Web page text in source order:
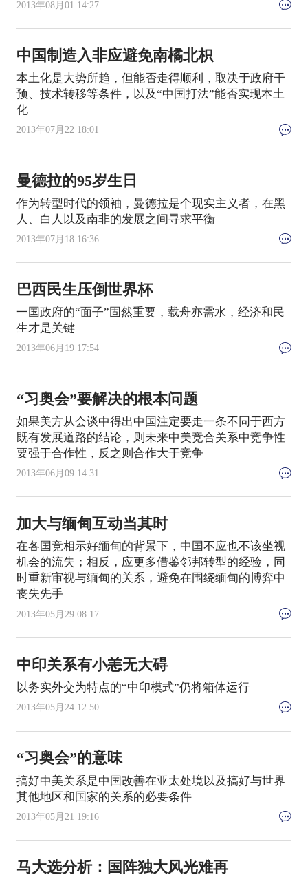
2013年08月01 14:27
中国制造入非应避免南橘北枳
本土化是大势所趋，但能否走得顺利，取决于政府干
预、技术转移等条件，以及“中国打法”能否实现本土
化
2013年07月22 18:01
曼德拉的95岁生日
作为转型时代的领袖，曼德拉是个现实主义者，在黑
人、白人以及南非的发展之间寻求平衡
2013年07月18 16:36
巴西民生压倒世界杯
一国政府的“面子”固然重要，载舟亦需水，经济和民
生才是关键
2013年06月19 17:54
“习奥会”要解决的根本问题
如果美方从会谈中得出中国注定要走一条不同于西方
既有发展道路的结论，则未来中美竞合关系中竞争性
要强于合作性，反之则合作大于竞争
2013年06月09 14:31
加大与缅甸互动当其时
在各国竞相示好缅甸的背景下，中国不应也不该坐视
机会的流失；相反，应更多借鉴邻邦转型的经验，同
时重新审视与缅甸的关系，避免在围绕缅甸的博弈中
丧失先手
2013年05月29 08:17
中印关系有小恙无大碍
以务实外交为特点的“中印模式”仍将箱体运行
2013年05月24 12:50
“习奥会”的意味
搞好中美关系是中国改善在亚太处境以及搞好与世界
其他地区和国家的关系的必要条件
2013年05月21 19:16
马大选分析：国阵独大风光难再